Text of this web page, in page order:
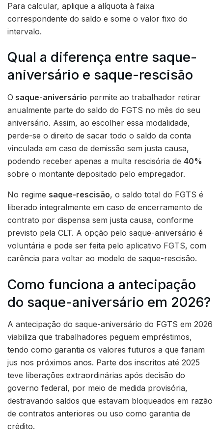
Para calcular, aplique a alíquota à faixa
correspondente do saldo e some o valor fixo do
intervalo.
Qual a diferença entre saque-
aniversário e saque-rescisão
O saque-aniversário permite ao trabalhador retirar
anualmente parte do saldo do FGTS no mês do seu
aniversário. Assim, ao escolher essa modalidade,
perde-se o direito de sacar todo o saldo da conta
vinculada em caso de demissão sem justa causa,
podendo receber apenas a multa rescisória de 40%
sobre o montante depositado pelo empregador.
No regime saque-rescisão, o saldo total do FGTS é
liberado integralmente em caso de encerramento de
contrato por dispensa sem justa causa, conforme
previsto pela CLT. A opção pelo saque-aniversário é
voluntária e pode ser feita pelo aplicativo FGTS, com
carência para voltar ao modelo de saque-rescisão.
Como funciona a antecipação
do saque-aniversário em 2026?
A antecipação do saque-aniversário do FGTS em 2026
viabiliza que trabalhadores peguem empréstimos,
tendo como garantia os valores futuros a que fariam
jus nos próximos anos. Parte dos inscritos até 2025
teve liberações extraordinárias após decisão do
governo federal, por meio de medida provisória,
destravando saldos que estavam bloqueados em razão
de contratos anteriores ou uso como garantia de
crédito.